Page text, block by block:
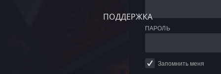
ПОДДЕРЖКА
ПАРОЛЬ
Запомнить меня